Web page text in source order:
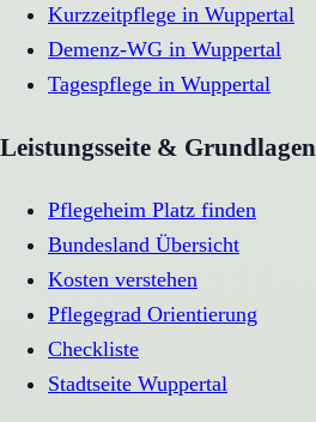
Kurzzeitpflege in Wuppertal
Demenz-WG in Wuppertal
Tagespflege in Wuppertal
Leistungsseite & Grundlagen
Pflegeheim Platz finden
Bundesland Übersicht
Kosten verstehen
Pflegegrad Orientierung
Checkliste
Stadtseite Wuppertal